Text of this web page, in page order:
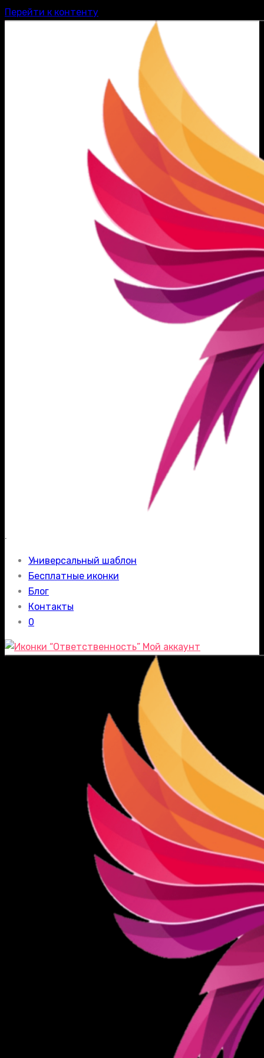
Перейти к контенту
.
Универсальный шаблон
Бесплатные иконки
Блог
Контакты
0
Мой аккаунт